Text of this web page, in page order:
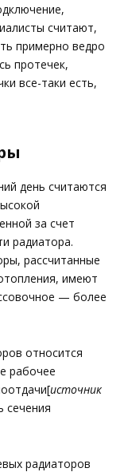
считают,
примерно ведро
протечек,
все-таки есть,
день считаются
за счет
радиатора.
рассчитанные
имеют
— более
относится
рабочее
источник
сечения
радиаторов